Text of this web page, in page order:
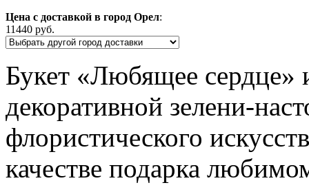
Цена с доставкой в город Орел:
11440 руб.
Букет «Любящее сердце»
декоративной зелени-
флористического
качестве подарка